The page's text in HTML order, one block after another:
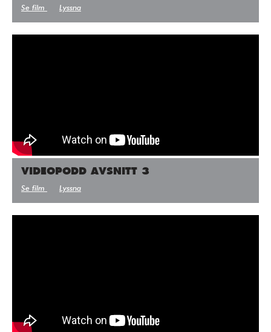
Se film Lyssna
VIDEOPODD AVSNITT 3
Se film Lyssna